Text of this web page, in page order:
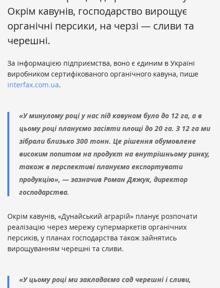
Окрім кавунів, господарство вирощує
органічні персики, на черзі — сливи та
черешні.
За інформацією підприємства, воно є єдиним в Україні
виробником сертифікованого органічного кавуна, пише
interfax.com.ua.
«У минулому році у нас під кавуном було до 12 га, а в
цьому році плануємо засіяти площі до 20 га. З 12 га ми
зібрали близько 300 тонн. Це рішення обумовлене
високим попитом на продукт на внутрішньому ринку,
також в перспективі плануємо експортувати
продукцію», — зазначив Роман Дяжук, директор
господарства.
Окрім кавунів, «Дунайський аграрій» планує розпочати
реалізацію через мережу супермаркетів органічних
персиків, у планах господарства також зайнятись
вирощуванням черешні та сливи.
«У цьому році ми закладаємо сад черешні і сливи,